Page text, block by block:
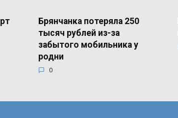
Брянчанка потеряла 250
тысяч рублей из-за
забытого мобильника у
родни
0